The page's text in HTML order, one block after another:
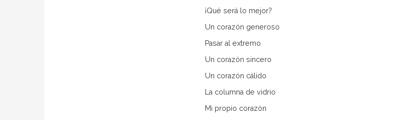
¡Qué será lo mejor?
Un corazón generoso
Pasar al extremo
Un corazón sincero
Un corazón cálido
La columna de vidrio
Mi propio corazón